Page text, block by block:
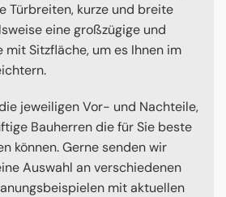
Türbreiten, kurze und breite
eine großzügige und
Sitzfläche, um es Ihnen im
jeweiligen Vor- und Nachteile,
Bauherren die für Sie beste
können. Gerne senden wir
Auswahl an verschiedenen
mit aktuellen